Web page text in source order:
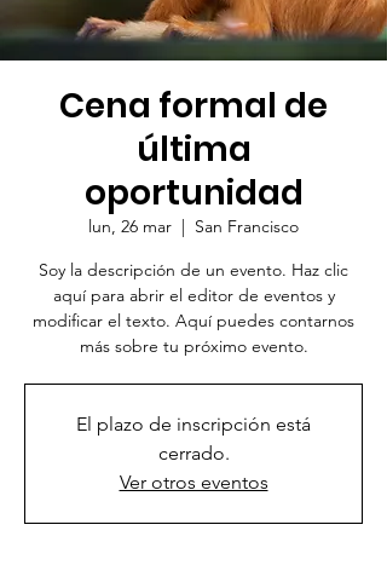
Cena formal de
última
oportunidad
lun, 26 mar
  |
San Francisco
Soy la descripción de un evento. Haz clic
aquí para abrir el editor de eventos y
modificar el texto. Aquí puedes contarnos
más sobre tu próximo evento.
El plazo de inscripción está
cerrado.
Ver otros eventos